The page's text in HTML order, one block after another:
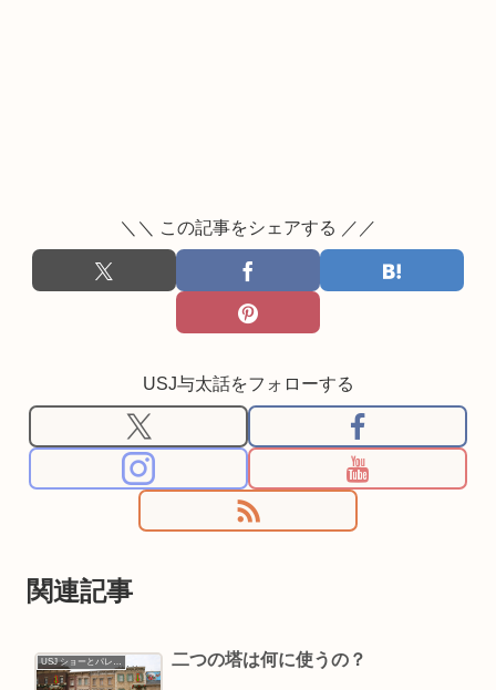
＼＼ この記事をシェアする ／／
USJ与太話をフォローする
関連記事
USJ ショーとパレード 二つの塔は何に使うの？